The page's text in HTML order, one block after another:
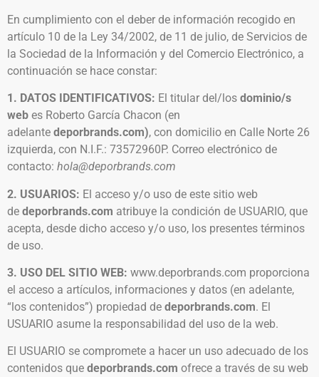
En cumplimiento con el deber de información recogido en
artículo 10 de la Ley 34/2002, de 11 de julio, de Servicios de
la Sociedad de la Información y del Comercio Electrónico, a
continuación se hace constar:
1. DATOS IDENTIFICATIVOS: El titular del/los dominio/s
web es Roberto García Chacon (en
adelante deporbrands.com), con domicilio en Calle Norte 26
izquierda, con N.I.F.: 73572960P. Correo electrónico de
contacto: hola@deporbrands.com
2. USUARIOS: El acceso y/o uso de este sitio web
de deporbrands.com atribuye la condición de USUARIO, que
acepta, desde dicho acceso y/o uso, los presentes términos
de uso.
3. USO DEL SITIO WEB: www.deporbrands.com proporciona
el acceso a artículos, informaciones y datos (en adelante,
“los contenidos”) propiedad de deporbrands.com. El
USUARIO asume la responsabilidad del uso de la web.
El USUARIO se compromete a hacer un uso adecuado de los
contenidos que deporbrands.com ofrece a través de su web